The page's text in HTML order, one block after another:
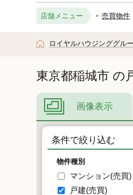
店舗メニュー 売買物件
ロイヤルハウジンググル
東京都稲城市 の
画像表示
条件で絞り込む
物件種別
マンション(売買)
戸建(売買)